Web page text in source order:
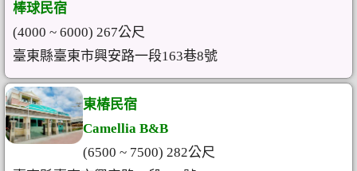
棒球民宿
(4000 ~ 6000) 267公尺
臺東縣臺東市興安路一段163巷8號
東椿民宿
Camellia B&B
(6500 ~ 7500) 282公尺